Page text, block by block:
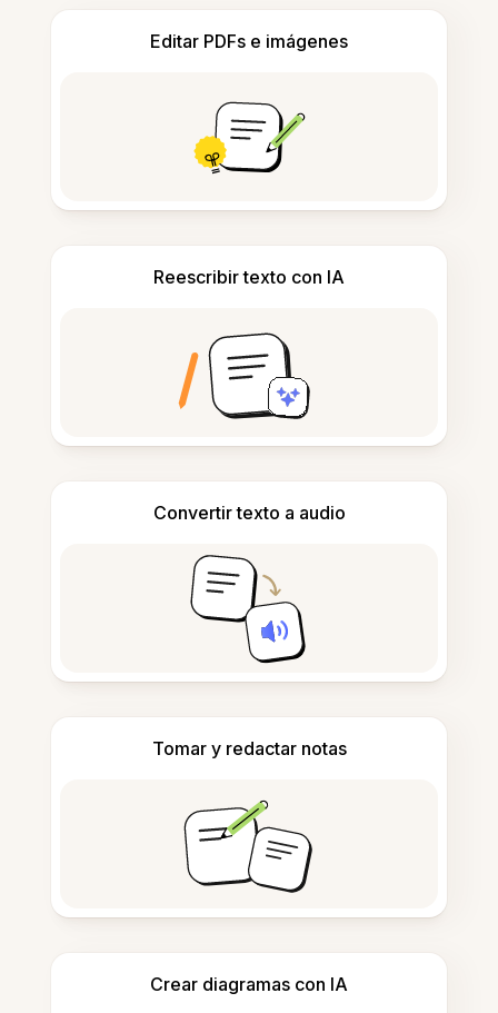
Editar PDFs e imágenes
Reescribir texto con IA
Convertir texto a audio
Tomar y redactar notas
Crear diagramas con IA